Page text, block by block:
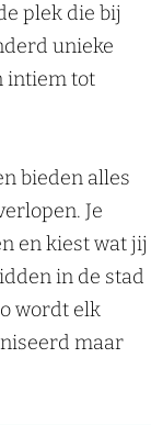
plek die bij
unieke
intiem tot
bieden alles
Je
en kiest wat jij
in de stad
wordt elk
maar